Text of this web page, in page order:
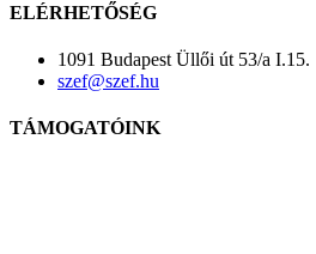
ELÉRHETŐSÉG
1091 Budapest Üllői út 53/a I.15.
szef@szef.hu
TÁMOGATÓINK